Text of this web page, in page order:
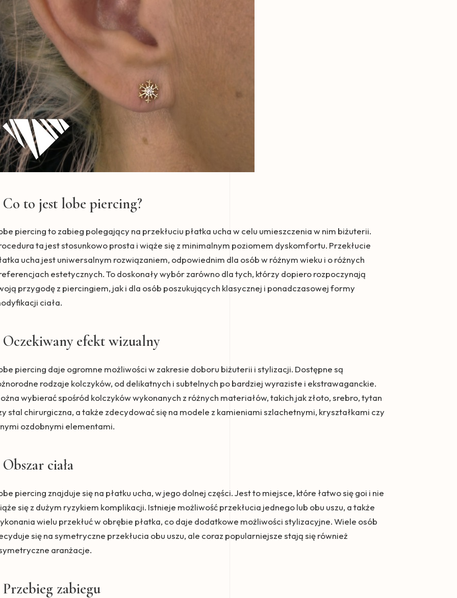
Co to jest lobe piercing?
piercing to zabieg polegający na przekłuciu płatka ucha w celu umieszczenia w nim biżuterii.
ta jest stosunkowo prosta i wiąże się z minimalnym poziomem dyskomfortu. Przekłucie
ucha jest uniwersalnym rozwiązaniem, odpowiednim dla osób w różnym wieku i o różnych
estetycznych. To doskonały wybór zarówno dla tych, którzy dopiero rozpoczynają
przygodę z piercingiem, jak i dla osób poszukujących klasycznej i ponadczasowej formy
ciała.
Oczekiwany efekt wizualny
piercing daje ogromne możliwości w zakresie doboru biżuterii i stylizacji. Dostępne są
rodzaje kolczyków, od delikatnych i subtelnych po bardziej wyraziste i ekstrawaganckie.
wybierać spośród kolczyków wykonanych z różnych materiałów, takich jak złoto, srebro, tytan
stal chirurgiczna, a także zdecydować się na modele z kamieniami szlachetnymi, kryształkami czy
ozdobnymi elementami.
Obszar ciała
piercing znajduje się na płatku ucha, w jego dolnej części. Jest to miejsce, które łatwo się goi i nie
się z dużym ryzykiem komplikacji. Istnieje możliwość przekłucia jednego lub obu uszu, a także
wielu przekłuć w obrębie płatka, co daje dodatkowe możliwości stylizacyjne. Wiele osób
się na symetryczne przekłucia obu uszu, ale coraz popularniejsze stają się również
aranżacje.
Przebieg zabiegu